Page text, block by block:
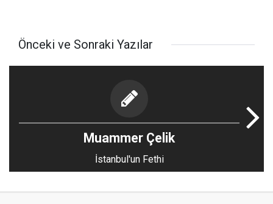
Önceki ve Sonraki Yazılar
Muammer Çelik
İstanbul'un Fethi